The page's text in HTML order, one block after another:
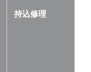
持込修理